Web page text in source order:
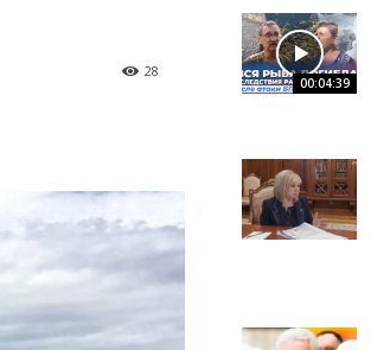
28
00:04:39